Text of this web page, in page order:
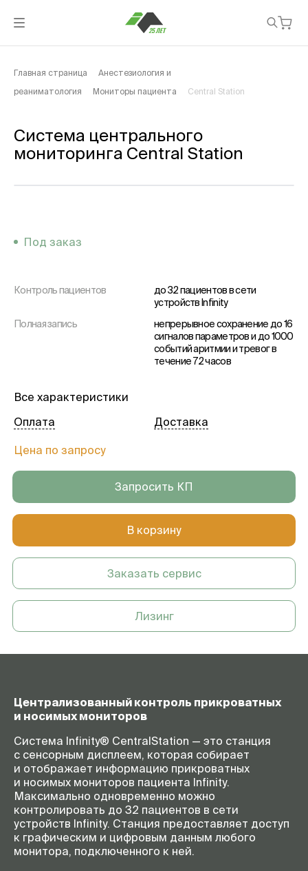
Главная страница Анестезиология и
реаниматология Мониторы пациента Central Station
Система центрального
мониторинга Central Station
Под заказ
Контроль пациентов
до 32 пациентов в сети
устройств Infinity
Полная запись
непрерывное сохранение до 16
сигналов параметров и до 1000
событий аритмии и тревог в
течение 72 часов
Все характеристики
Цена по запросу
Оплата Доставка
Запросить КП
В корзину
Заказать сервис
Лизинг
Централизованный контроль прикроватных
и носимых мониторов
Система Infinity® CentralStation — это станция
с сенсорным дисплеем, которая собирает
и отображает информацию прикроватных
и носимых мониторов пациента Infinity.
Максимально одновременно можно
контролировать до 32 пациентов в сети
устройств Infinity. Станция предоставляет доступ
к графическим и цифровым данным любого
монитора, подключенного к ней.